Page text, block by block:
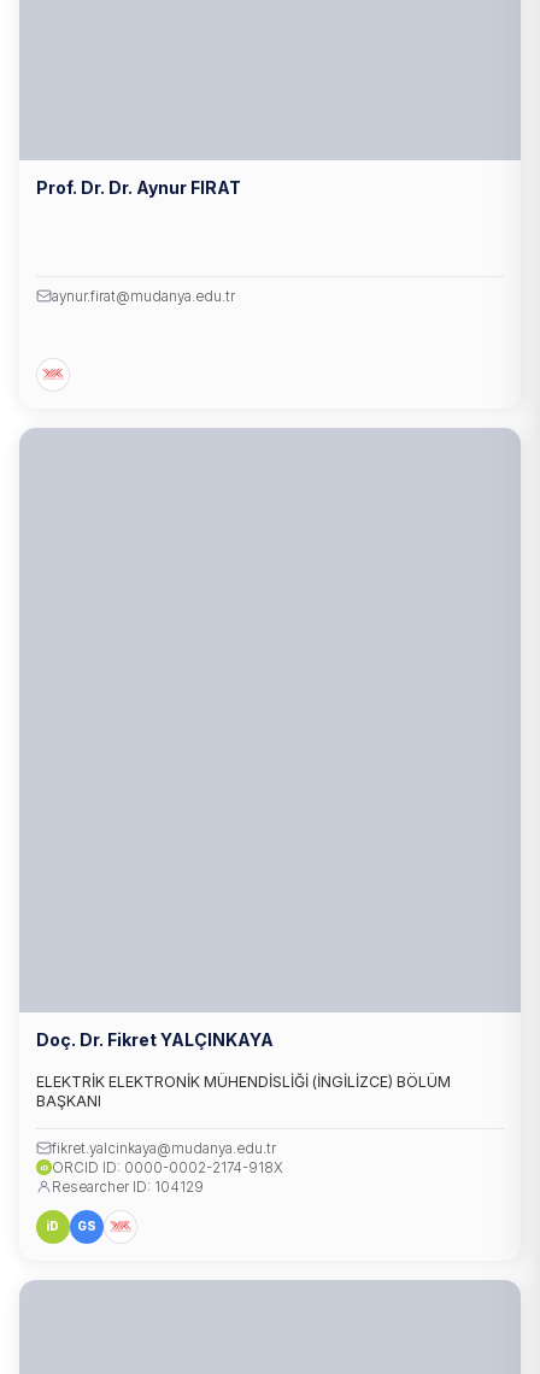
Prof. Dr. Dr. Aynur FIRAT
aynur.firat@mudanya.edu.tr
Doç. Dr. Fikret YALÇINKAYA
ELEKTRİK ELEKTRONİK MÜHENDİSLİĞİ (İNGİLİZCE) BÖLÜM
BAŞKANI
fikret.yalcinkaya@mudanya.edu.tr
iD ORCID ID: 0000-0002-2174-918X
Researcher ID: 104129
iD GS